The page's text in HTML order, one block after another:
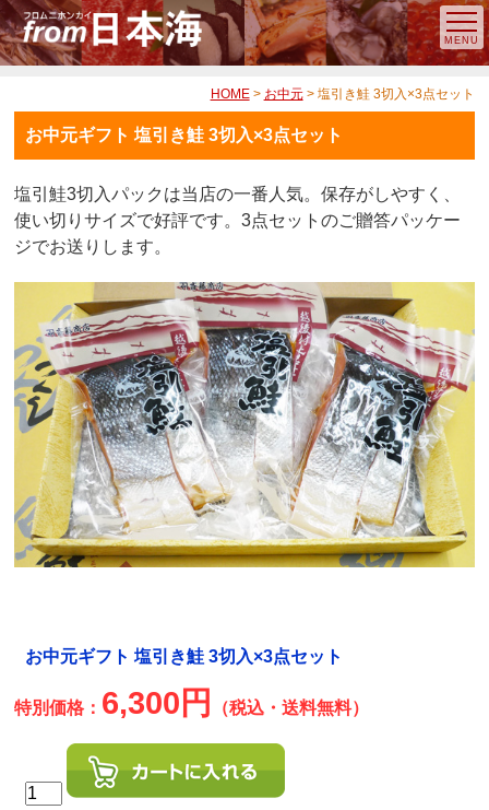
HOME> お中元> 塩引き鮭 3切入×3点セット
お中元ギフト 塩引き鮭 3切入×3点セット
塩引鮭3切入パックは当店の一番人気。保存がしやすく、
使い切りサイズで好評です。3点セットのご贈答パッケー
ジでお送りします。
お中元ギフト 塩引き鮭 3切入×3点セット
特別価格： 6,300円 （税込・送料無料）